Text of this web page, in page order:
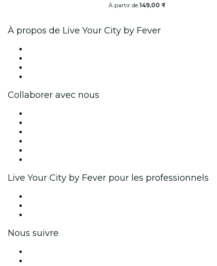
À partir de 149,00 ₹
À propos de Live Your City by Fever
Collaborer avec nous
Live Your City by Fever pour les professionnels
Nous suivre